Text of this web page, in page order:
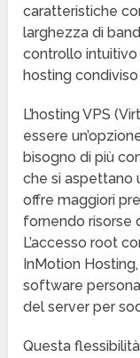
caratteristiche
larghezza di
controllo
hosting
L’hosting VPS
essere
bisogno di più
che si aspettano
offre maggiori
fornendo risorse
L’accesso root
InMotion
software
del server per
Questa